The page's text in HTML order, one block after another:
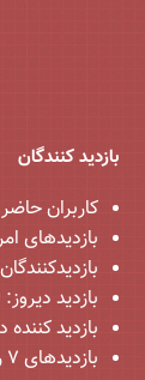
بازدید کنندگان
کاربران
بازدیدهای
بازدید دیروز:
بازدید کننده
بازدیدهای ۷ روز پیش: